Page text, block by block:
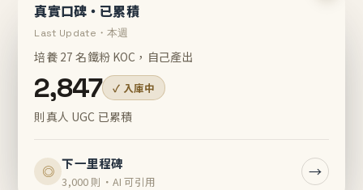
真實口碑・已累積
Last Update・本週
培養 27 名鐵粉 KOC，自己產出
2,847 ✓ 入庫中
則真人 UGC 已累積
◎ 下一里程碑
3,000 則・AI 可引用
→